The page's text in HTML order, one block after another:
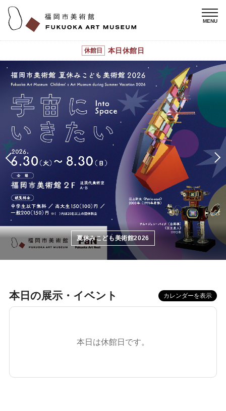
休館日 本日休館日
夏休みこども美術館2026
本日の展示・イベント カレンダーを表示
本日は休館日です。